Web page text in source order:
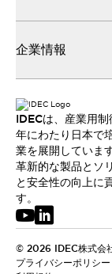
企業情報
IDECは、産業用
年にわたり日本で
業を展開しています
革新的な製品とソ
と安全性の向上に
す。
© 2026 IDEC株式会
プライバシーポリシー